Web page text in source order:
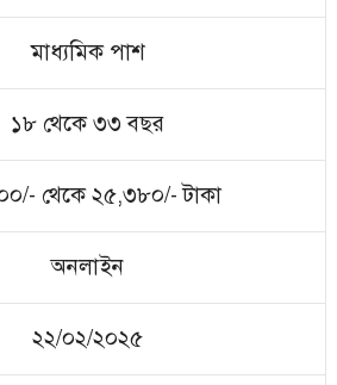
মাধ্যমিক পাশ
১৮ থেকে ৩৩ বছর
থেকে ২৫,৩৮০/- টাকা
অনলাইন
২২/০২/২০২৫